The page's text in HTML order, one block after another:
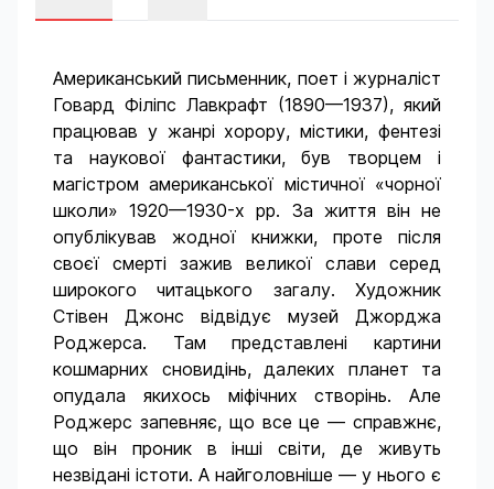
Американський письменник, поет і журналіст
Говард Філіпс Лавкрафт (1890—1937), який
працював у жанрі хорору, містики, фентезі
та наукової фантастики, був творцем і
магістром американської містичної «чорної
школи» 1920—1930-х рр. За життя він не
опублікував жодної книжки, проте після
своєї смерті зажив великої слави серед
широкого читацького загалу. Художник
Стівен Джонс відвідує музей Джорджа
Роджерса. Там представлені картини
кошмарних сновидінь, далеких планет та
опудала якихось міфічних створінь. Але
Роджерс запевняє, що все це — справжнє,
що він проник в інші світи, де живуть
незвідані істоти. А найголовніше — у нього є